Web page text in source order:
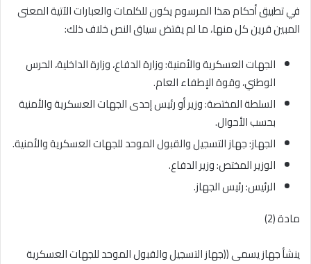
في تطبيق أحكام هذا المرسوم يكون للكلمات والعبارات الآتية المعنى
المبين قرين كل منها، ما لم يقتض سياق النص خلاف ذلك:
الجهات العسكرية والأمنية: وزارة الدفاع، وزارة الداخلية، الحرس
الوطني، وقوة الإطفاء العام.
السلطة المختصة: وزير أو رئيس إحدى الجهات العسكرية والأمنية
بحسب الأحوال.
الجهاز: جهاز التسجيل والقبول الموحد للجهات العسكرية والأمنية.
الوزير المختص: وزير الدفاع.
الرئيس: رئيس الجهاز.
مادة (2)
ينشأ جهاز يسمى ((جهاز التسجيل والقبول الموحد للجهات العسكرية